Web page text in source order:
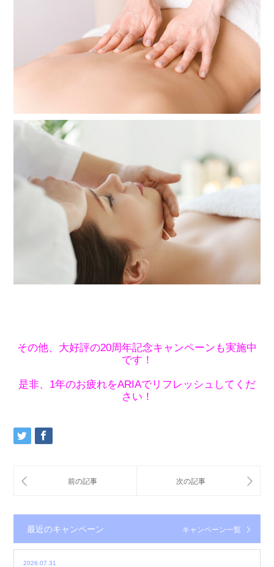
その他、大好評の20周年記念キャンペーンも実施中
です！
是非、1年のお疲れをARIAでリフレッシュしてくだ
さい！
最近のキャンペーン キャンペーン一覧
2026.07.31